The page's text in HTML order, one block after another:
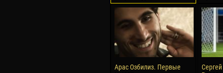
Арас Озбилиз. Первые